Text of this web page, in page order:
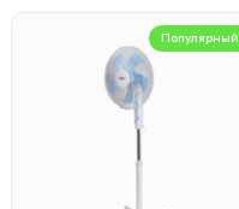
Популярный